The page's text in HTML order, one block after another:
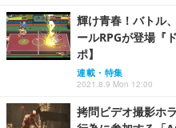
輝け青春！バトル
ールRPGが登場『
ポ】
連載・特集
2021.8.9 Mon 12:00
拷問ビデオ撮影ホ